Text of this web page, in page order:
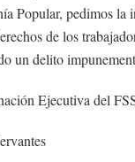
Popular, pedimos la
de los
un delito
Ejecutiva del